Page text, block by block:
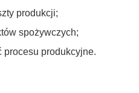
produkcji;
spożywczych;
produkcyjne.